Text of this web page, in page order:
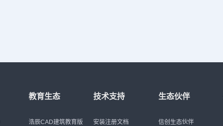
教育生态
浩辰CAD建筑教育版
技术支持
安装注册文档
生态伙伴
信创生态伙伴